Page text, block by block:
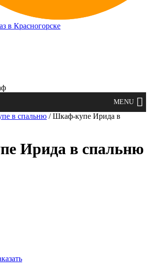
в Красногорске
в спальню / Шкаф-купе Ирида в
Ирида в спальню